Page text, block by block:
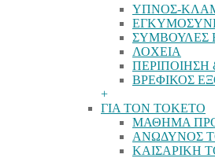
ΥΠΝΟΣ-
ΣΥΜΒΟΥΛΕΣ
ΛΟΧΕΙΑ
ΒΡΕΦΙΚΟΣ
+
ΓΙΑ ΤΟΝ ΤΟΚΕΤΟ
ΜΑΘΗΜΑ
ΑΝΩΔΥΝΟΣ
ΚΑΙΣΑΡΙΚΗ